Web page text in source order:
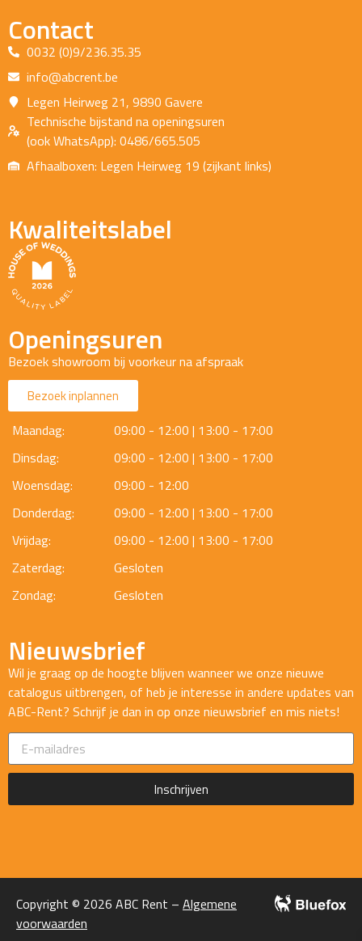
Contact
0032 (0)9/236.35.35
info@abcrent.be
Legen Heirweg 21, 9890 Gavere
Technische bijstand na openingsuren
(ook WhatsApp): 0486/665.505
Afhaalboxen: Legen Heirweg 19 (zijkant links)
Kwaliteitslabel
Openingsuren
Bezoek showroom bij voorkeur na afspraak
Bezoek inplannen
Maandag:
09:00 - 12:00 | 13:00 - 17:00
Dinsdag:
09:00 - 12:00 | 13:00 - 17:00
Woensdag:
09:00 - 12:00
Donderdag:
09:00 - 12:00 | 13:00 - 17:00
Vrijdag:
09:00 - 12:00 | 13:00 - 17:00
Zaterdag:
Gesloten
Zondag:
Gesloten
Nieuwsbrief
Wil je graag op de hoogte blijven wanneer we onze nieuwe
catalogus uitbrengen, of heb je interesse in andere updates van
ABC-Rent? Schrijf je dan in op onze nieuwsbrief en mis niets!
Inschrijven
Copyright © 2026 ABC Rent – Algemene
voorwaarden